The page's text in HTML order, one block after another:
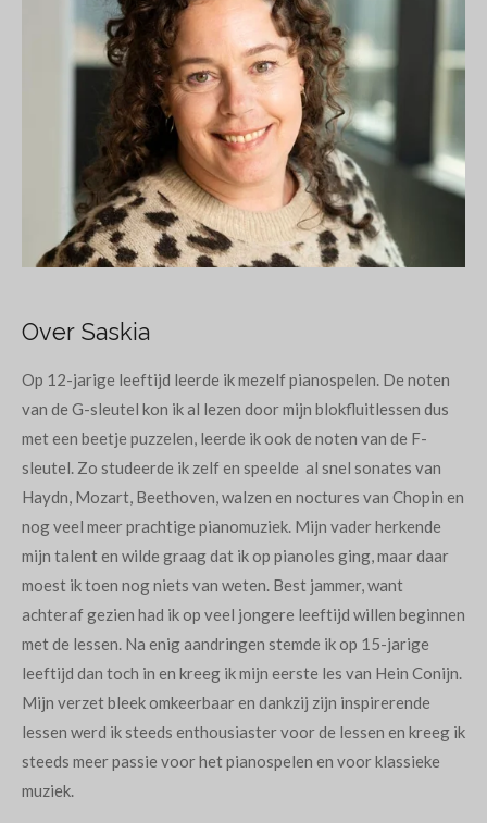
Over Saskia
Op 12-jarige leeftijd leerde ik mezelf pianospelen. De noten
van de G-sleutel kon ik al lezen door mijn blokfluitlessen dus
met een beetje puzzelen, leerde ik ook de noten van de F-
sleutel. Zo studeerde ik zelf en speelde al snel sonates van
Haydn, Mozart, Beethoven, walzen en noctures van Chopin en
nog veel meer prachtige pianomuziek. Mijn vader herkende
mijn talent en wilde graag dat ik op pianoles ging, maar daar
moest ik toen nog niets van weten. Best jammer, want
achteraf gezien had ik op veel jongere leeftijd willen beginnen
met de lessen. Na enig aandringen stemde ik op 15-jarige
leeftijd dan toch in en kreeg ik mijn eerste les van Hein Conijn.
Mijn verzet bleek omkeerbaar en dankzij zijn inspirerende
lessen werd ik steeds enthousiaster voor de lessen en kreeg ik
steeds meer passie voor het pianospelen en voor klassieke
muziek.